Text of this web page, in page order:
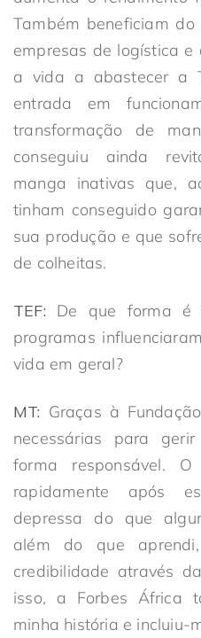
Também beneficiam
empresas de logística
a vida a abastecer a
entrada em
transformação de
conseguiu ainda
manga inativas que,
tinham conseguido
sua produção e que
de colheitas.
TEF: De que forma é
programas
vida em geral?
MT: Graças à
necessárias para
forma responsável.
rapidamente após
depressa do que
além do que
credibilidade através
isso, a Forbes África
minha história e incluiu-